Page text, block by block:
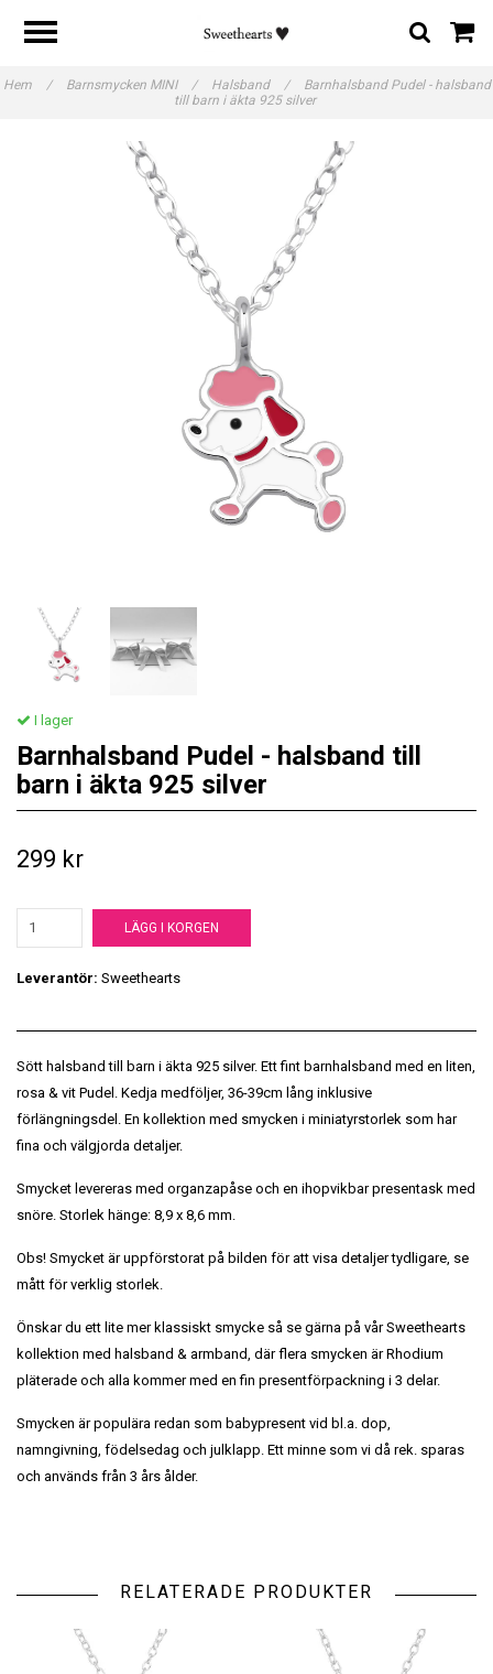
Hem / Barnsmycken MINI / Halsband /
Barnhalsband Pudel - halsband
till barn i äkta 925 silver
I lager
Barnhalsband Pudel - halsband till
barn i äkta 925 silver
299 kr
LÄGG I KORGEN
Leverantör: Sweethearts
Sött halsband till barn i äkta 925 silver. Ett fint barnhalsband med en liten,
rosa & vit Pudel. Kedja medföljer, 36-39cm lång inklusive
förlängningsdel. En kollektion med smycken i miniatyrstorlek som har
fina och välgjorda detaljer.
Smycket levereras med organzapåse och en ihopvikbar presentask med
snöre. Storlek hänge: 8,9 x 8,6 mm.
Obs! Smycket är uppförstorat på bilden för att visa detaljer tydligare, se
mått för verklig storlek.
Önskar du ett lite mer klassiskt smycke så se gärna på vår Sweethearts
kollektion med halsband & armband, där flera smycken är Rhodium
pläterade och alla kommer med en fin presentförpackning i 3 delar.
Smycken är populära redan som babypresent vid bl.a. dop,
namngivning, födelsedag och julklapp. Ett minne som vi då rek. sparas
och används från 3 års ålder.
RELATERADE PRODUKTER